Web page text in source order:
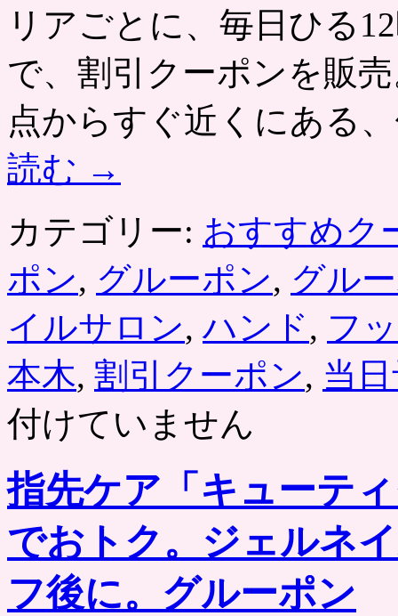
ネ
イ
ル
＋
フ、
ア
ト
付
放
題
が
ク
ポ
ン
で
お
ト
ク。
グ
ポ
ン
は
リアごとに、毎日ひる
で、割引クーポンを販
点からすぐ近くにある
読む →
カテゴリー: おすすめク
ポン, グルーポン, グル
イルサロン,ハンド, フ
本木, 割引クーポン, 当
付けていません
指先ケア「キューテ
でおトク。ジェルネ
フ後に。グルーポン